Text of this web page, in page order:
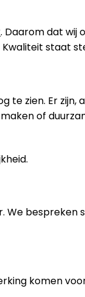
. Daarom dat wij
staat
te zien. Er
of
We
komen